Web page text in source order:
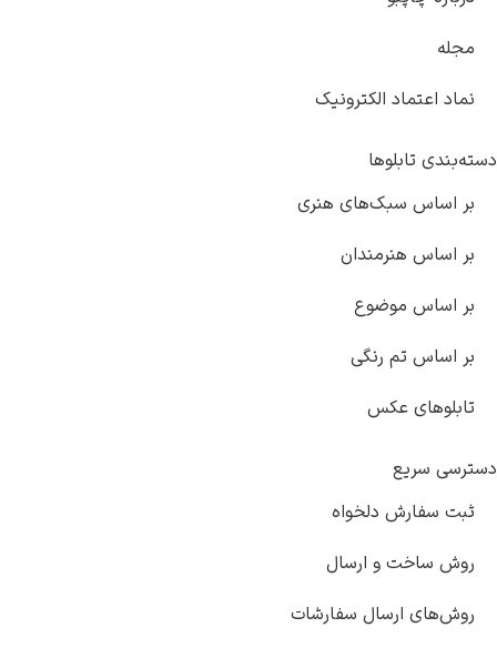
هنری
ارسال
سفارشات